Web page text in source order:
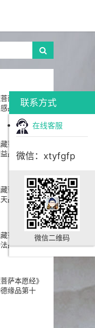
萨本愿经》
品第四
菩萨本愿
品第十二
菩萨本愿
品第十三
菩萨本愿
品第十一
萨本愿经》
缘品第十
联系方式
在线客服
微信：xtyfgfp
微信二维码